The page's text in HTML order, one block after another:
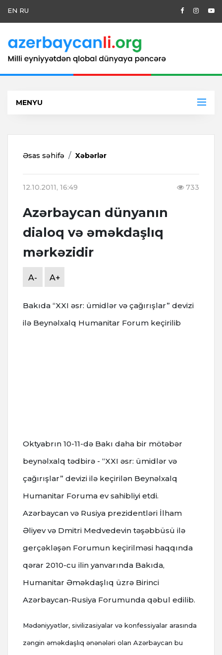
EN RU
MENYU
Əsas səhifə Xəbərlər
12.10.2011, 16:49 733
Azərbaycan dünyanın
dialoq və əməkdaşlıq
mərkəzidir
A- A+
Bakıda “XXI əsr: ümidlər və çağırışlar” devizi
ilə Beynəlxalq Humanitar Forum keçirilib
Oktyabrın 10-11-də Bakı daha bir mötəbər
beynəlxalq tədbirə - “XXI əsr: ümidlər və
çağırışlar” devizi ilə keçirilən Beynəlxalq
Humanitar Foruma ev sahibliyi etdi.
Azərbaycan və Rusiya prezidentləri İlham
Əliyev və Dmitri Medvedevin təşəbbüsü ilə
gerçəkləşən Forumun keçirilməsi haqqında
qərar 2010-cu ilin yanvarında Bakıda,
Humanitar Əməkdaşlıq üzrə Birinci
Azərbaycan-Rusiya Forumunda qəbul edilib.
Mədəniyyətlər, sivilizasiyalar və konfessiyalar arasında
zəngin əməkdaşlıq ənənələri olan Azərbaycan bu